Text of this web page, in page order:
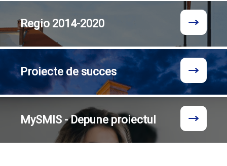
Regio 2014-2020
Proiecte de succes
MySMIS - Depune proiectul